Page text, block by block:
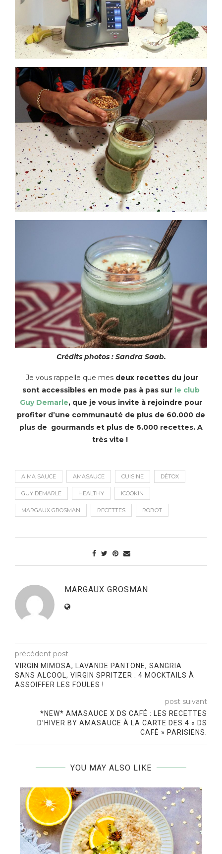
Crédits photos : Sandra Saab.
Je vous rappelle que mes deux recettes du jour
sont accessibles en mode pas à pas sur le club
Guy Demarle, que je vous invite à rejoindre pour
profiter d’une communauté de plus de 60.000 de
plus de gourmands et plus de 6.000 recettes. A
très vite !
A MA SAUCE AMASAUCE CUISINE DÉTOX
GUY DEMARLE HEALTHY ICOOKIN
MARGAUX GROSMAN RECETTES ROBOT
MARGAUX GROSMAN
précédent post
VIRGIN MIMOSA, LAVANDE PANTONE, SANGRIA
SANS ALCOOL, VIRGIN SPRITZER : 4 MOCKTAILS À
ASSOIFFER LES FOULES !
post suivant
*NEW* AMASAUCE X DS CAFÉ : LES RECETTES
D’HIVER BY AMASAUCE À LA CARTE DES 4 « DS
CAFÉ » PARISIENS.
YOU MAY ALSO LIKE